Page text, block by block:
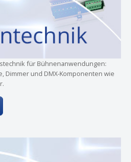
für Bühnenanwendungen:
Dimmer und DMX-Komponenten wie